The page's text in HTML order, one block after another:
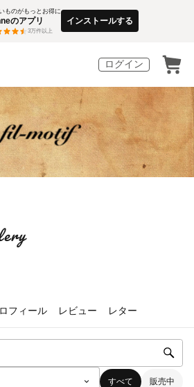
ものがもっとお得に
のアプリ
3万件以上
インストールする
ログイン
フィール レビュー レター
すべて 販売中